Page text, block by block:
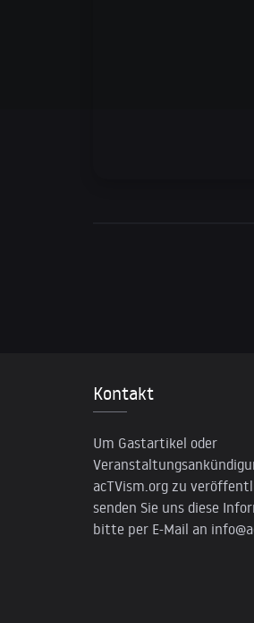
Kontakt
Um Gastartikel oder
acTVism.org zu
senden Sie uns diese
bitte per E-Mail an